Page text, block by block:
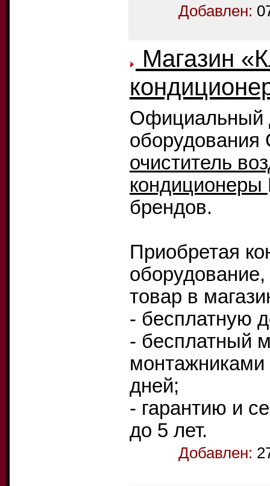
Добавлен:
Mагазин
Официальный
оборудования
очиститель
кондиционеры
брендов.
Приобретая
товар в
- бесплатную
- бесплатный
дней;
- гарантию и
до 5 лет.
Добавлен: